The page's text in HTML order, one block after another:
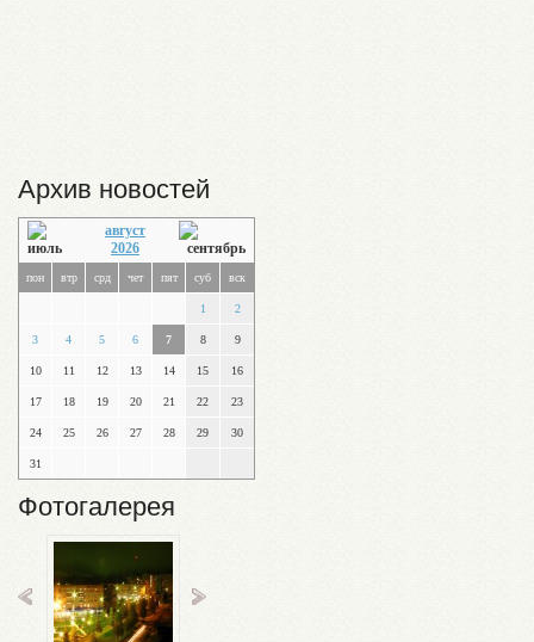
Архив новостей
август
2026
пон втр срд чет пят суб вск
1 2
3 4 5 6 7 8 9
10 11 12 13 14 15 16
17 18 19 20 21 22 23
24 25 26 27 28 29 30
31
Фотогалерея